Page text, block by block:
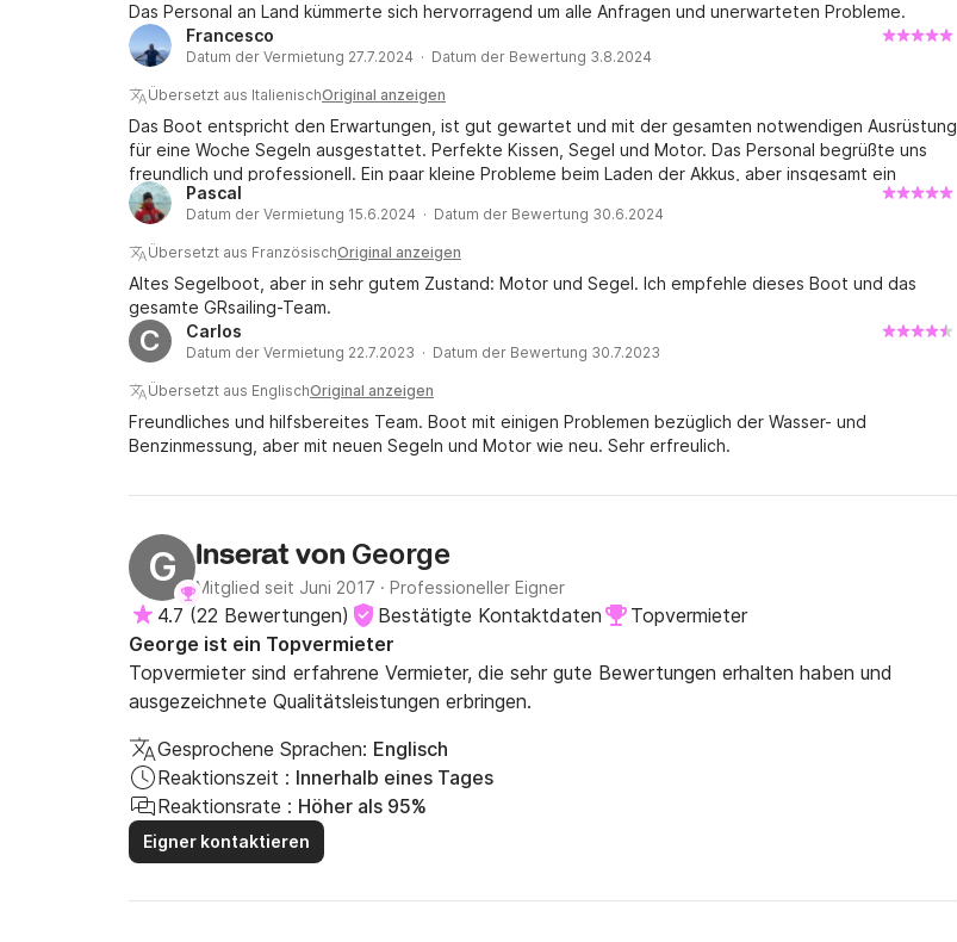
Das Personal an Land kümmerte sich hervorragend um alle Anfragen und unerwarteten Probleme.
Francesco
Datum der Vermietung 27.7.2024 · Datum der Bewertung 3.8.2024
Übersetzt aus ItalienischOriginal anzeigen
Das Boot entspricht den Erwartungen, ist gut gewartet und mit der gesamten notwendigen Ausrüstung
für eine Woche Segeln ausgestattet. Perfekte Kissen, Segel und Motor. Das Personal begrüßte uns
freundlich und professionell. Ein paar kleine Probleme beim Laden der Akkus, aber insgesamt ein
hervorragendes Erlebnis.
Pascal
Datum der Vermietung 15.6.2024 · Datum der Bewertung 30.6.2024
Übersetzt aus FranzösischOriginal anzeigen
Altes Segelboot, aber in sehr gutem Zustand: Motor und Segel. Ich empfehle dieses Boot und das
gesamte GRsailing-Team.
C Carlos
Datum der Vermietung 22.7.2023 · Datum der Bewertung 30.7.2023
Übersetzt aus EnglischOriginal anzeigen
Freundliches und hilfsbereites Team. Boot mit einigen Problemen bezüglich der Wasser- und
Benzinmessung, aber mit neuen Segeln und Motor wie neu. Sehr erfreulich.
G Inserat von George
Mitglied seit Juni 2017 · Professioneller Eigner
4.7 (22 Bewertungen) Bestätigte Kontaktdaten
Topvermieter
George ist ein Topvermieter
Topvermieter sind erfahrene Vermieter, die sehr gute Bewertungen erhalten haben und
ausgezeichnete Qualitätsleistungen erbringen.
Gesprochene Sprachen: Englisch
Reaktionszeit : Innerhalb eines Tages
Reaktionsrate : Höher als 95%
Eigner kontaktieren